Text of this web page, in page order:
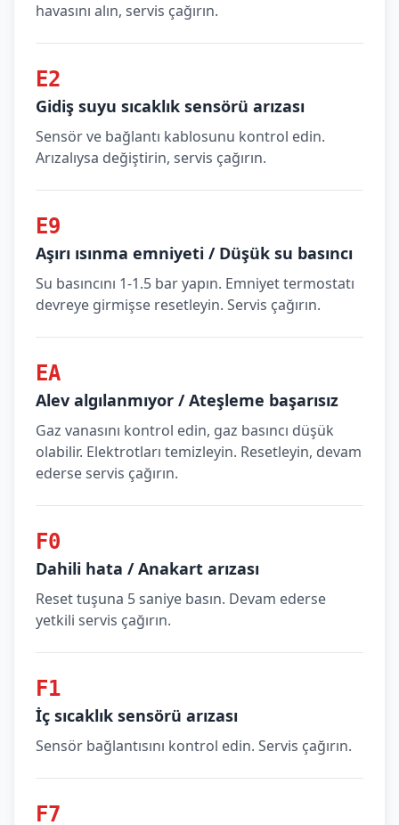
havasını alın, servis çağırın.
E2
Gidiş suyu sıcaklık sensörü arızası
Sensör ve bağlantı kablosunu kontrol edin.
Arızalıysa değiştirin, servis çağırın.
E9
Aşırı ısınma emniyeti / Düşük su basıncı
Su basıncını 1-1.5 bar yapın. Emniyet termostatı
devreye girmişse resetleyin. Servis çağırın.
EA
Alev algılanmıyor / Ateşleme başarısız
Gaz vanasını kontrol edin, gaz basıncı düşük
olabilir. Elektrotları temizleyin. Resetleyin, devam
ederse servis çağırın.
F0
Dahili hata / Anakart arızası
Reset tuşuna 5 saniye basın. Devam ederse
yetkili servis çağırın.
F1
İç sıcaklık sensörü arızası
Sensör bağlantısını kontrol edin. Servis çağırın.
F7